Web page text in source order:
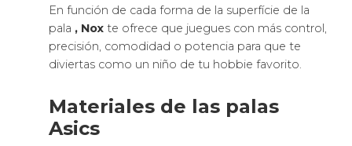
En función de cada forma de la superfície de la
pala , Nox te ofrece que juegues con más control,
precisión, comodidad o potencia para que te
diviertas como un niño de tu hobbie favorito.
Materiales de las palas
Asics